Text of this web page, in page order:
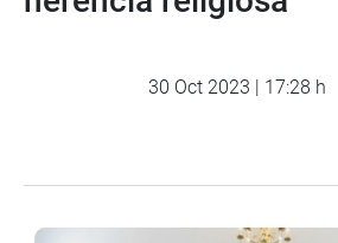
30 Oct 2023 | 17:28 h